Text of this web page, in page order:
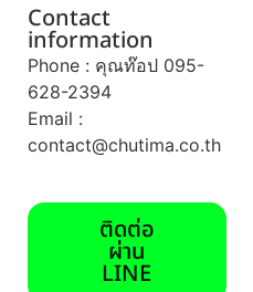
Contact
information
Phone : คุณท๊อป 095-
628-2394
Email :
contact@chutima.co.th
ติดต่อ
ผ่าน
LINE